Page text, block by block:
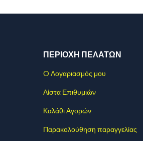
ΠΕΡΙΟΧΗ ΠΕΛΑΤΩΝ
O Λογαριασμός μου
Λίστα Επιθυμιών
Καλάθι Αγορών
Παρακολούθηση παραγγελίας